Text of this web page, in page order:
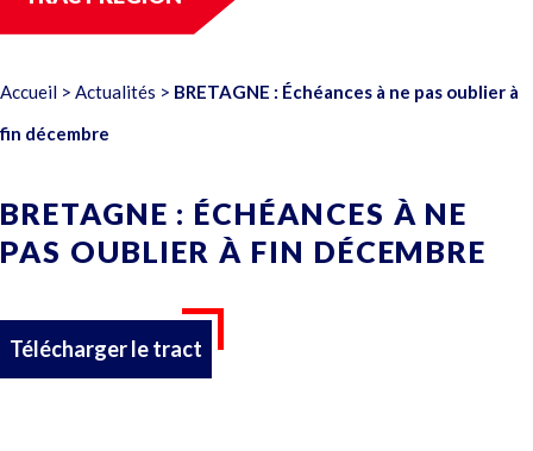
Accueil > Actualités > BRETAGNE : Échéances à ne pas oublier à
fin décembre
BRETAGNE : ÉCHÉANCES À NE
PAS OUBLIER À FIN DÉCEMBRE
Télécharger le tract